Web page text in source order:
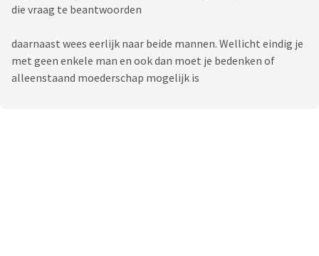
die vraag te beantwoorden
daarnaast wees eerlijk naar beide mannen. Wellicht eindig je
met geen enkele man en ook dan moet je bedenken of
alleenstaand moederschap mogelijk is